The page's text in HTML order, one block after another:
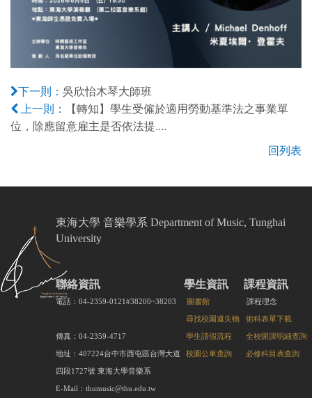
下一則： 吳欣怡木琴大師班
上一則：
【轉知】學生受僱於適用勞動基準法之事業單
位，除應留意雇主是否依法提....
回列表
東海大學 音樂學系 Department of Music, Tunghai
University
聯絡資訊
電話：04-2359-0121#38200~38203
傳真：04-2359-4717
地址：407224台中市西屯區台灣大道
四段1727號 東海大學音樂系
E-Mail：thumusic@thu.edu.tw
學生資訊
圖書館
尋找校園遺失物
學生請假流程
校園公車查詢
課程資訊
課程理念
術科表單下載
全校開課明細查詢
必修科目表查詢